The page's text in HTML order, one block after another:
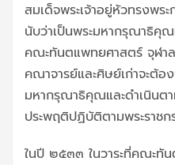
สมเด็จพระเจ้าอยู่หัวทรงพร
นับว่าเป็นพระมหากรุณาธิคุ
คณะทันตแพทยศาสตร์ จุฬา
คณาจารย์และศิษย์เก่าจะต้อ
มหากรุณาธิคุณและดำเนินต
ประพฤติปฏิบัติตามพระราชก
ในปี ๒๕๓๓ ในวาระที่คณะทั